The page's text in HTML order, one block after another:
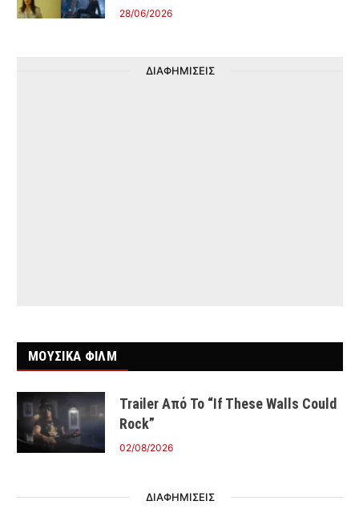
28/06/2026
ΔΙΑΦΗΜΙΣΕΙΣ
ΜΟΥΣΙΚΑ ΦΙΛΜ
Trailer Από Το “If These Walls Could
Rock”
02/08/2026
ΔΙΑΦΗΜΙΣΕΙΣ